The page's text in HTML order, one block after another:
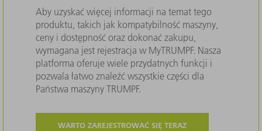
Aby uzyskać więcej informacji na temat tego
produktu, takich jak kompatybilność maszyny,
ceny i dostępność oraz dokonać zakupu,
wymagana jest rejestracja w MyTRUMPF. Nasza
platforma oferuje wiele przydatnych funkcji i
pozwala łatwo znaleźć wszystkie części dla
Państwa maszyny TRUMPF.
WARTO ZAREJESTROWAĆ SIĘ TERAZ